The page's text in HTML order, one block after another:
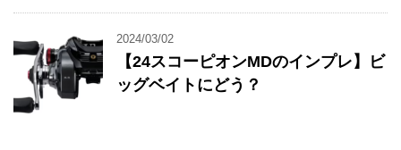
2024/03/02
【24スコーピオンMDのインプレ】ビ
ッグベイトにどう？